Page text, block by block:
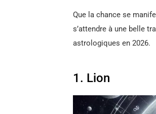
Que la chance se
s’attendre à une belle
astrologiques en 2026.
1. Lion